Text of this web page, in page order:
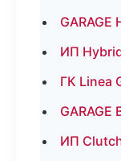
ИП
ГК Linea
ИП